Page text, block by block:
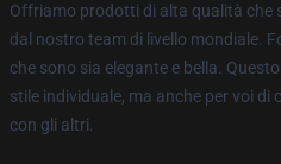
Offriamo prodotti di alta qualità che
dal nostro team di livello mondiale.
che sono sia elegante e bella.
stile individuale, ma anche per voi
con gli altri.